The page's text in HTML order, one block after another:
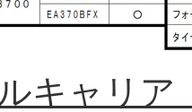
キャリア